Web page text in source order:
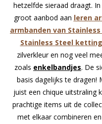
hetzelfde sieraad draagt.
groot aanbod aan leren
armbanden van
Stainless Steel
zilverkleur en nog veel
zoals enkelbandjes. De
basis dagelijks te dragen!
juist een chique uitstraling
prachtige items uit de
met elkaar combineren